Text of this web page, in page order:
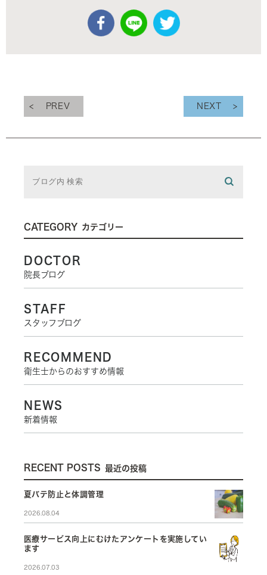
PREV NEXT
CATEGORY カテゴリー
DOCTOR
院長ブログ
STAFF
スタッフブログ
RECOMMEND
衛生士からのおすすめ情報
NEWS
新着情報
RECENT POSTS 最近の投稿
夏バテ防止と体調管理
2026.08.04
医療サービス向上にむけたアンケートを実施してい
ます
2026.07.03